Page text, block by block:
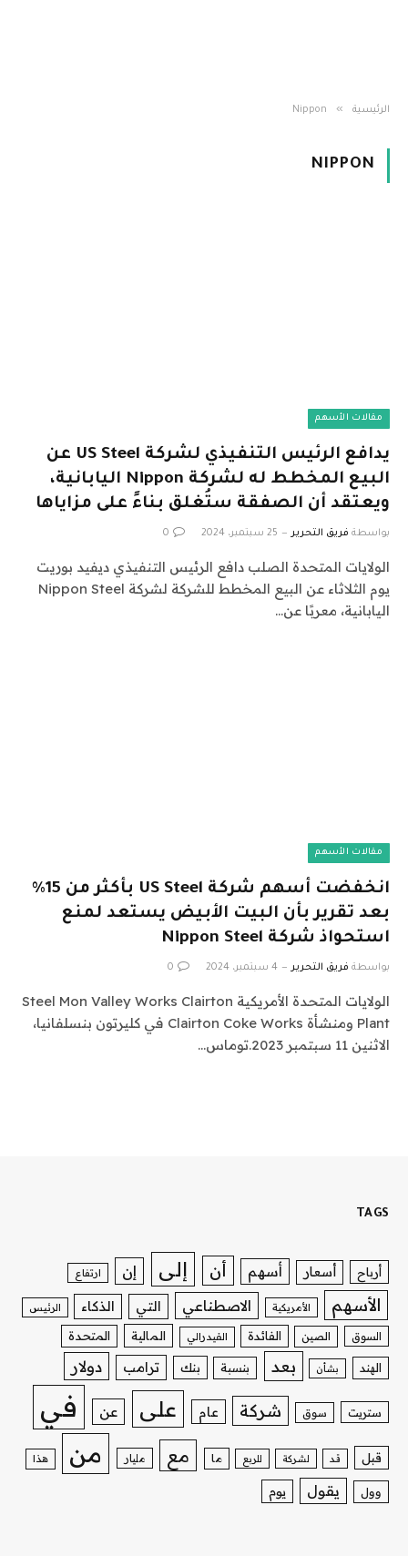
الرئيسية »
Nippon
NIPPON
مقالات الأسهم
يدافع الرئيس التنفيذي لشركة US Steel عن
البيع المخطط له لشركة Nippon اليابانية،
ويعتقد أن الصفقة ستُغلق بناءً على مزاياها
بواسطة فريق التحرير 25 سبتمبر، 2024 0
الولايات المتحدة الصلب دافع الرئيس التنفيذي ديفيد بوريت
يوم الثلاثاء عن البيع المخطط للشركة لشركة Nippon Steel
اليابانية، معربًا عن…
مقالات الأسهم
انخفضت أسهم شركة US Steel بأكثر من 15%
بعد تقرير بأن البيت الأبيض يستعد لمنع
استحواذ شركة Nippon Steel
بواسطة فريق التحرير 4 سبتمبر، 2024 0
الولايات المتحدة الأمريكية Steel Mon Valley Works Clairton
Plant ومنشأة Clairton Coke Works في كليرتون بنسلفانيا،
الاثنين 11 سبتمبر 2023.توماس…
TAGS
أرباح أسعار أسهم أن إلى إن ارتفاع
الأسهم الأمريكية الاصطناعي التي الذكاء الرئيس
السوق الصين الفائدة الفيدرالي المالية المتحدة
الهند بشأن بعد بنسبة بنك ترامب دولار
ستريت سوق شركة عام على عن في
قبل قد لشركة للربع ما مع مليار من هذا
وول يقول يوم